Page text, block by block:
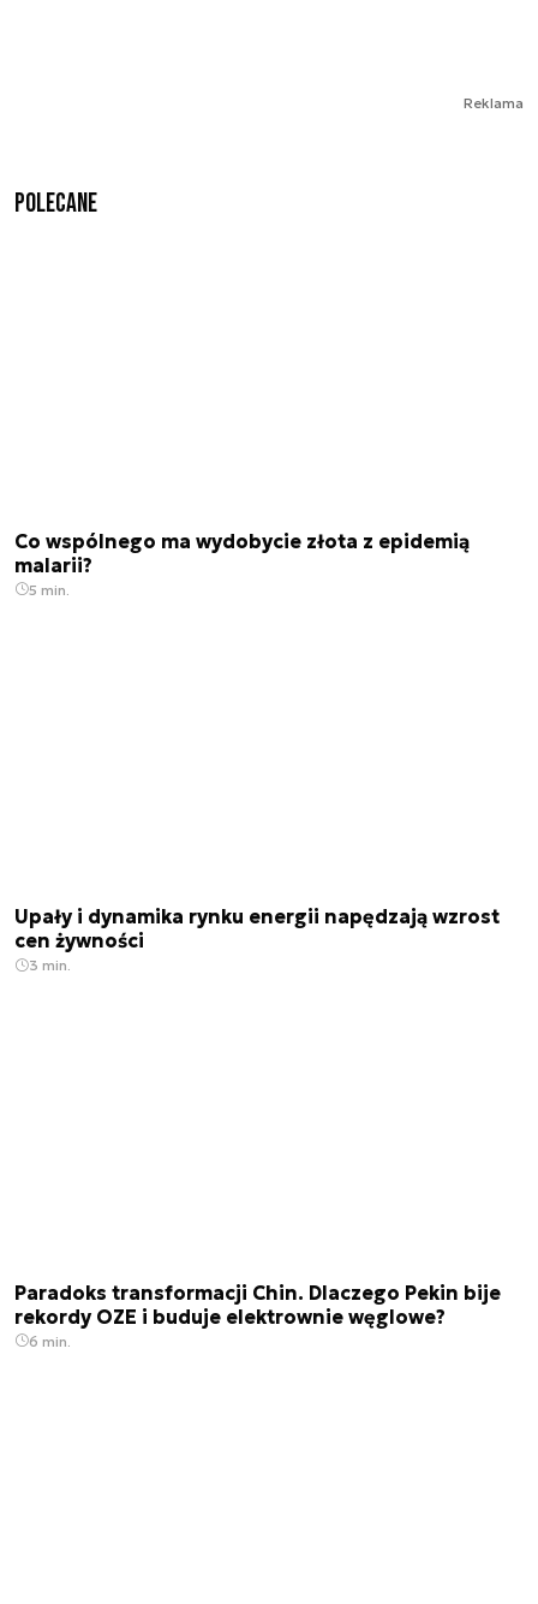
Reklama
Polecane
Co wspólnego ma wydobycie złota z epidemią
malarii?
5 min.
Upały i dynamika rynku energii napędzają wzrost
cen żywności
3 min.
Paradoks transformacji Chin. Dlaczego Pekin bije
rekordy OZE i buduje elektrownie węglowe?
6 min.